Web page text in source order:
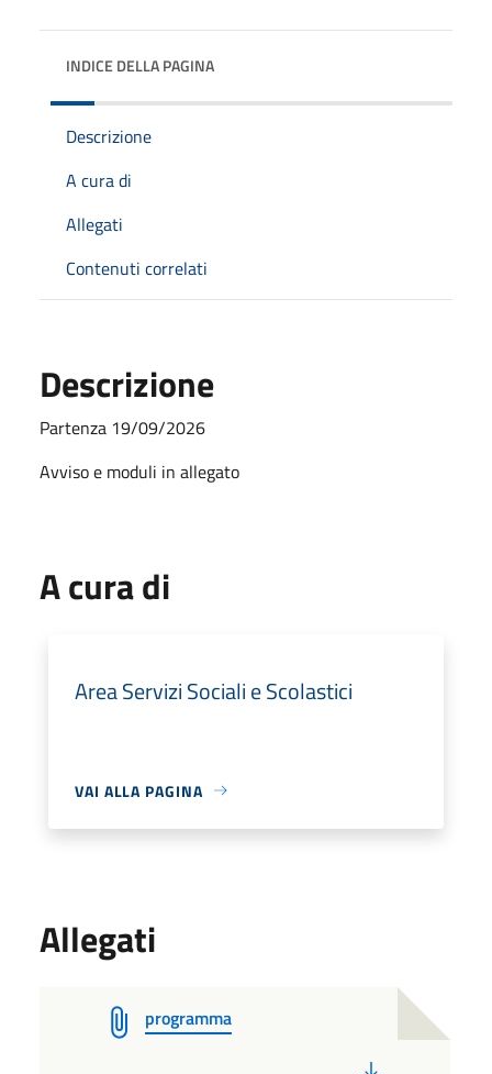
INDICE DELLA PAGINA
Descrizione
A cura di
Allegati
Contenuti correlati
Descrizione
Partenza 19/09/2026
Avviso e moduli in allegato
A cura di
Area Servizi Sociali e Scolastici
VAI ALLA PAGINA
Allegati
programma